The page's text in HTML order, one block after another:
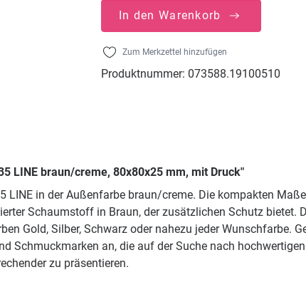
In den Warenkorb
Zum Merkzettel hinzufügen
Produktnummer: 073588.19100510
LINE braun/creme, 80x80x25 mm, mit Druck"
in der Außenfarbe braun/creme. Die kompakten
Schaumstoff in Braun, der zusätzlichen Schutz bietet.
Gold, Silber, Schwarz oder nahezu jeder Wunschfarbe.
Schmuckmarken an, die auf der Suche nach
zu präsentieren.